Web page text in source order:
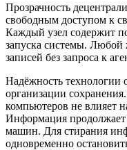
Прозрачность
свободным доступом к
Каждый узел содержит
запуска системы.
записей без запроса к
Надёжность технологии
организации
компьютеров не влияет
Информация продолжает
машин. Для стирания
одновременно